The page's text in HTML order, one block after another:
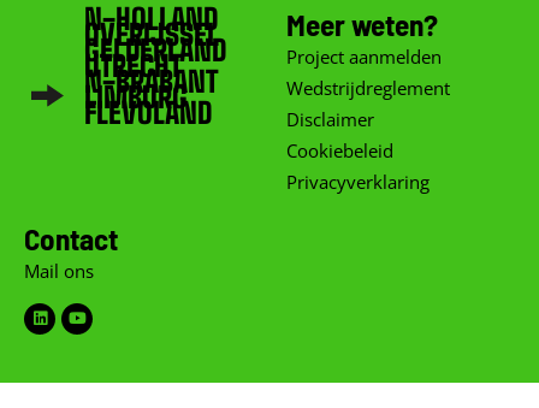
N-HOLLAND
OVERIJSSEL
GELDERLAND
UTRECHT
N-BRABANT
LIMBURG
FLEVOLAND
Meer weten?
Project aanmelden
Wedstrijdreglement
Disclaimer
Cookiebeleid
Privacyverklaring
Contact
Mail ons
LinkedinYoutube